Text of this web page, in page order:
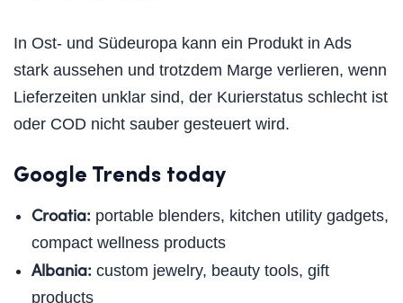
In Ost- und Südeuropa kann ein Produkt in Ads
stark aussehen und trotzdem Marge verlieren, wenn
Lieferzeiten unklar sind, der Kurierstatus schlecht ist
oder COD nicht sauber gesteuert wird.
Google Trends today
Croatia: portable blenders, kitchen utility gadgets,
compact wellness products
Albania: custom jewelry, beauty tools, gift
products